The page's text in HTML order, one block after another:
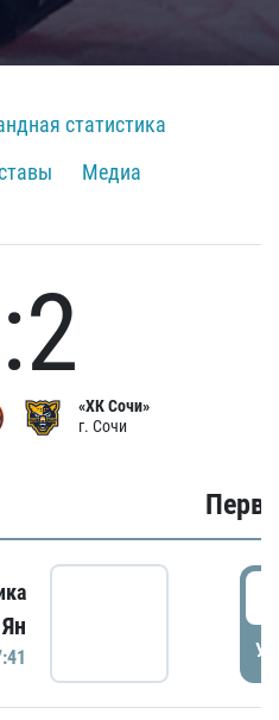
статистика
Медиа
«ХК Сочи»
г. Сочи